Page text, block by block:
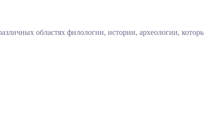
областях филологии, истории, археологии,